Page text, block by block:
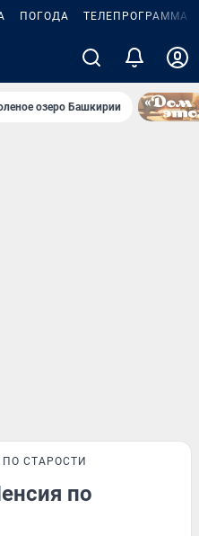
ПОГОДА ТЕЛЕПРОГРАММА
озеро Башкирии
СТАРОСТИ
по